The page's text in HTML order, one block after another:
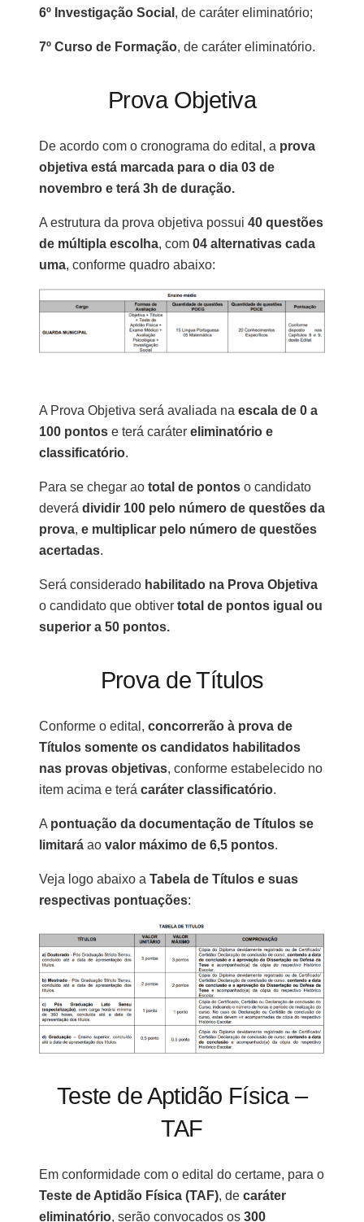
6º Investigação Social , de caráter eliminatório;
7º Curso de Formação, de caráter eliminatório.
Prova Objetiva
De acordo com o cronograma do edital, a prova
objetiva está marcada para o dia 03 de
novembro e terá 3h de duração.
A estrutura da prova objetiva possui 40 questões
de múltipla escolha, com 04 alternativas cada
uma, conforme quadro abaixo:
A Prova Objetiva será avaliada na escala de 0 a
100 pontos e terá caráter eliminatório e
classificatório.
Para se chegar ao total de pontos o candidato
deverá dividir 100 pelo número de questões da
prova, e multiplicar pelo número de questões
acertadas.
Será considerado habilitado na Prova Objetiva
o candidato que obtiver total de pontos igual ou
superior a 50 pontos.
Prova de Títulos
Conforme o edital, concorrerão à prova de
Títulos somente os candidatos habilitados
nas provas objetivas, conforme estabelecido no
item acima e terá caráter classificatório.
A pontuação da documentação de Títulos se
limitará ao valor máximo de 6,5 pontos.
Veja logo abaixo a Tabela de Títulos e suas
respectivas pontuações:
Teste de Aptidão Física –
TAF
Em conformidade com o edital do certame, para o
Teste de Aptidão Física (TAF), de caráter
eliminatório, serão convocados os 300